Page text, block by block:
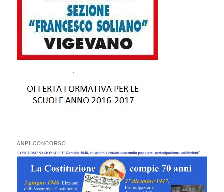
ANPI CONCORSO